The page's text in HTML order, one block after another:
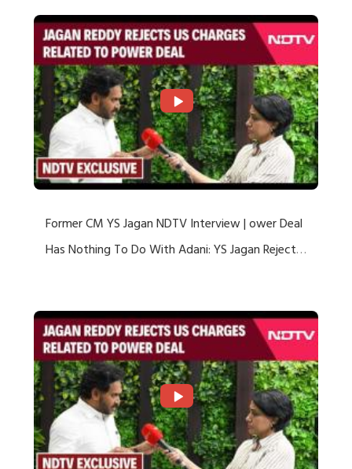
Former CM YS Jagan NDTV Interview | ower Deal
Has Nothing To Do With Adani: YS Jagan Rejects